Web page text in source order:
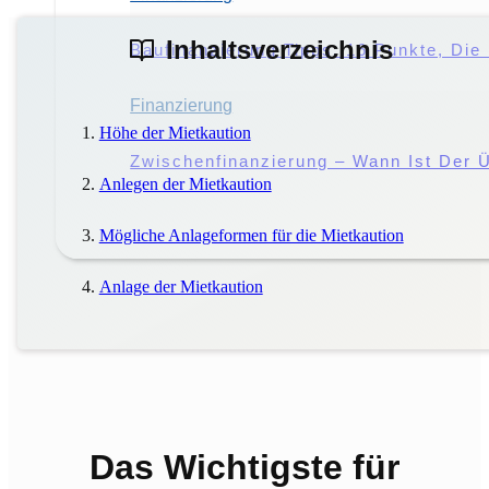
Störung Des Hausfriedens: Droht
Miete|Mieter
Miete Vs. Pacht: Worin Liegen Die
Baufinanzierung Tipps: 16 Punkte,
Finanzierung
Zwischenfinanzierung – Wann Ist Der
Inhaltsverzeichnis
Höhe der Mietkaution
Anlegen der Mietkaution
Mögliche Anlageformen für die Mietkaution
Anlage der Mietkaution
Das Wichtigste für